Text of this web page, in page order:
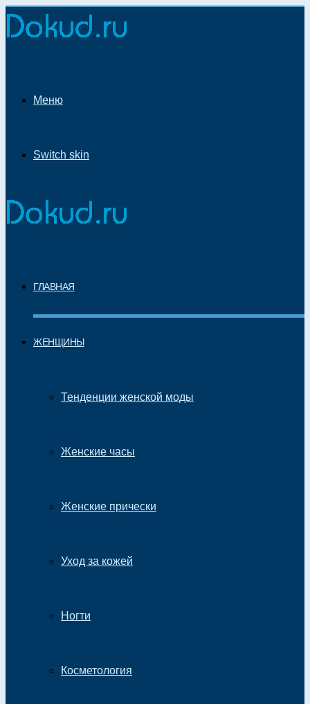
Меню
Switch skin
ГЛАВНАЯ
ЖЕНЩИНЫ
Тенденции женской моды
Женские часы
Женские прически
Уход за кожей
Ногти
Косметология